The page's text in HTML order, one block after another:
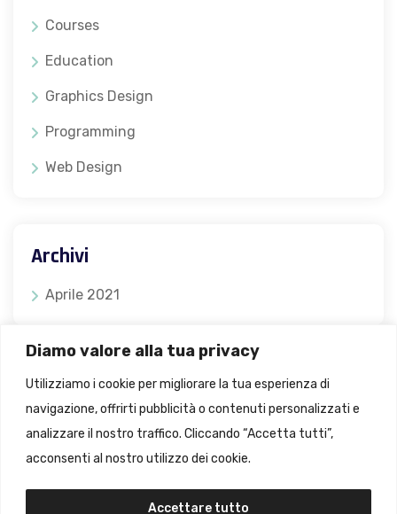
Diamo valore alla tua privacy
Utilizziamo i cookie per migliorare la tua esperienza di
navigazione, offrirti pubblicità o contenuti personalizzati e
analizzare il nostro traffico. Cliccando “Accetta tutti”,
acconsenti al nostro utilizzo dei cookie.
Accettare tutto
Courses
Education
Graphics Design
Programming
Web Design
Archivi
Aprile 2021
Meta
Feed dei contenuti
Feed dei commenti